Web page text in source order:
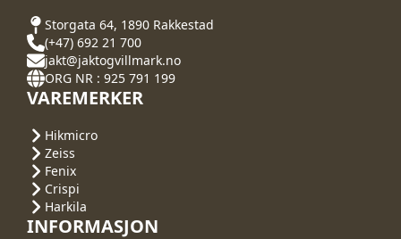
Storgata 64, 1890 Rakkestad
(+47) 692 21 700
jakt@jaktogvillmark.no
ORG NR : 925 791 199
VAREMERKER
Hikmicro
Zeiss
Fenix
Crispi
Harkila
INFORMASJON